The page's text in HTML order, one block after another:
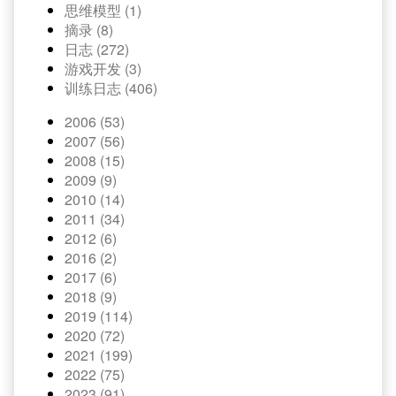
思维模型 (1)
摘录 (8)
日志 (272)
游戏开发 (3)
训练日志 (406)
2006 (53)
2007 (56)
2008 (15)
2009 (9)
2010 (14)
2011 (34)
2012 (6)
2016 (2)
2017 (6)
2018 (9)
2019 (114)
2020 (72)
2021 (199)
2022 (75)